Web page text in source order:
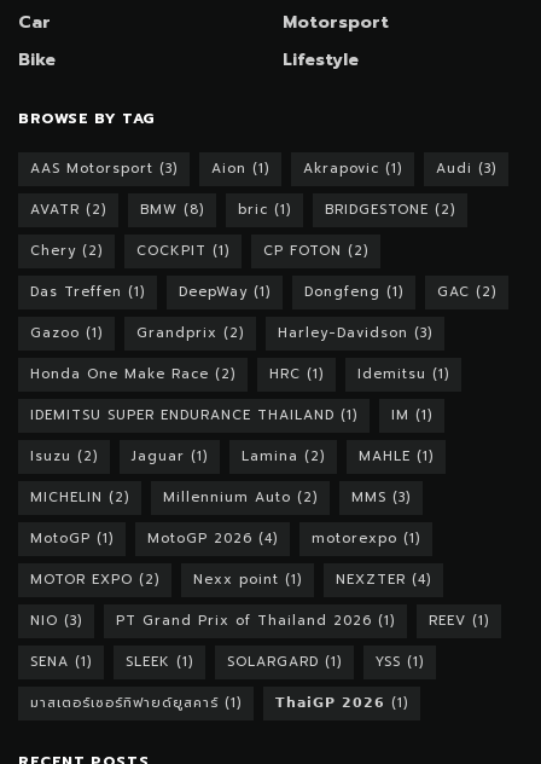
Car
Bike
Motorsport
Lifestyle
BROWSE BY TAG
AAS Motorsport (3) Aion (1) Akrapovic (1) Audi (3)
AVATR (2) BMW (8) bric (1) BRIDGESTONE (2)
Chery (2) COCKPIT (1) CP FOTON (2)
Das Treffen (1) DeepWay (1) Dongfeng (1) GAC (2)
Gazoo (1) Grandprix (2) Harley-Davidson (3)
Honda One Make Race (2) HRC (1) Idemitsu (1)
IDEMITSU SUPER ENDURANCE THAILAND (1) IM (1)
Isuzu (2) Jaguar (1) Lamina (2) MAHLE (1)
MICHELIN (2) Millennium Auto (2) MMS (3)
MotoGP (1) MotoGP 2026 (4) motorexpo (1)
MOTOR EXPO (2) Nexx point (1) NEXZTER (4)
NIO (3) PT Grand Prix of Thailand 2026 (1) REEV (1)
SENA (1) SLEEK (1) SOLARGARD (1) YSS (1)
มาสเตอร์เซอร์ทิฟายด์ยูสคาร์ (1) 𝗧𝗵𝗮𝗶𝗚𝗣 𝟮𝟬𝟮𝟲 (1)